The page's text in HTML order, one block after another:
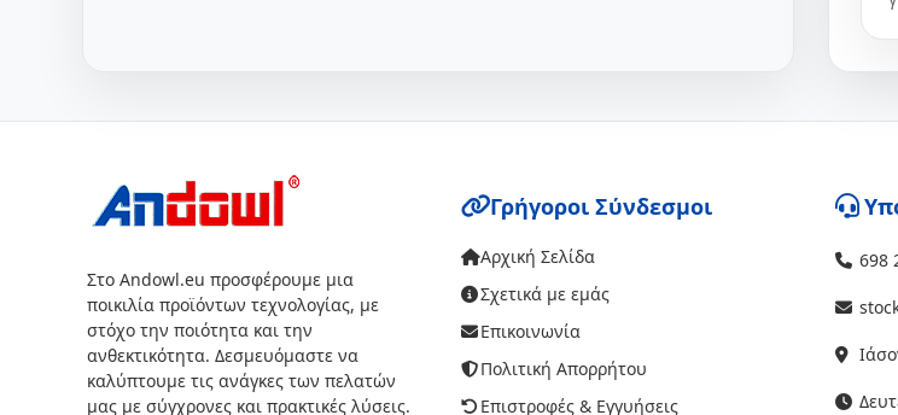
Στο Andowl.eu προσφέρουμε μια
ποικιλία προϊόντων τεχνολογίας, με
στόχο την ποιότητα και την
ανθεκτικότητα. Δεσμευόμαστε να
καλύπτουμε τις ανάγκες των πελατών
μας με σύγχρονες και πρακτικές λύσεις.
Γρήγοροι Σύνδεσμοι
Αρχική Σελίδα
Σχετικά με εμάς
Επικοινωνία
Πολιτική Απορρήτου
Επιστροφές & Εγγυήσεις
698